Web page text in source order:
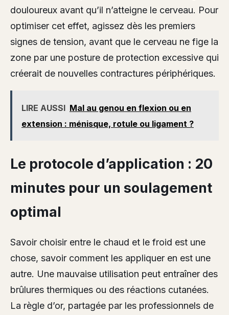
douloureux avant qu’il n’atteigne le cerveau. Pour
optimiser cet effet, agissez dès les premiers
signes de tension, avant que le cerveau ne fige la
zone par une posture de protection excessive qui
créerait de nouvelles contractures périphériques.
LIRE AUSSI Mal au genou en flexion ou en
extension : ménisque, rotule ou ligament ?
Le protocole d’application : 20
minutes pour un soulagement
optimal
Savoir choisir entre le chaud et le froid est une
chose, savoir comment les appliquer en est une
autre. Une mauvaise utilisation peut entraîner des
brûlures thermiques ou des réactions cutanées.
La règle d’or, partagée par les professionnels de